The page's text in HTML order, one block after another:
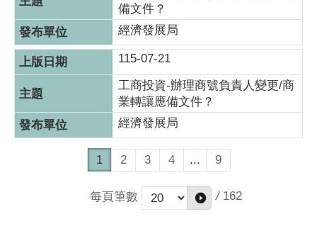
備文件？
經濟發展局
115-07-21
工商投資-辦理商號負責人變更/商
業轉讓應備文件？
經濟發展局
1 2 3 4 ... 9
每頁筆數 / 162